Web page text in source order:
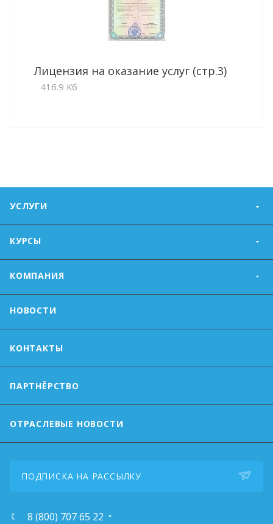
Лицензия на оказание услуг (стр.3)
416.9 Кб
УСЛУГИ
КУРСЫ
КОМПАНИЯ
НОВОСТИ
КОНТАКТЫ
ПАРТНЁРСТВО
ОТРАСЛЕВЫЕ НОВОСТИ
ПОДПИСКА НА РАССЫЛКУ
8 (800) 707 65 22